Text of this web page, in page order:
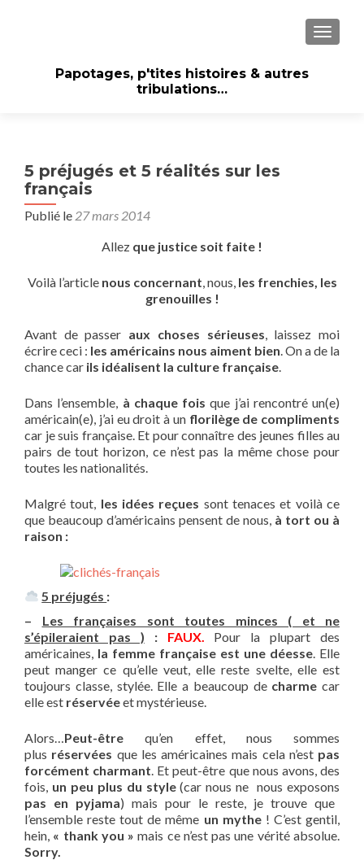
Papotages, p'tites histoires & autres
tribulations…
5 préjugés et 5 réalités sur les
français
Publié le 27 mars 2014
Allez que justice soit faite !
Voilà l’articlenous concernant, nous,les frenchies, les
grenouilles !
Avant de passer aux choses sérieuses, laissez moi
écrire ceci : les américains nous aiment bien. On a de la
chance car ils idéalisent la culture française.
Dans l’ensemble, à chaque fois que j’ai rencontré un(e)
américain(e), j’ai eu droit à un florilège de compliments
car je suis française. Et pour connaître des jeunes filles au
pairs de tout horizon, ce n’est pas la même chose pour
toutes les nationalités.
Malgré tout, les idées reçues sont tenaces et voilà ce
que beaucoup d’américains pensent de nous, à tort ou à
raison :
5 préjugés :
– Les françaises sont toutes minces ( et ne
s’épileraient pas ) : FAUX. Pour la plupart des
américaines, la femme française est une déesse. Elle
peut manger ce qu’elle veut, elle reste svelte, elle est
toujours classe, stylée. Elle a beaucoup de charme car
elle est réservéeet mystérieuse.
Alors…Peut-être qu’en effet, nous sommes
plus réservées que les américaines mais cela n’estpas
forcément charmant. Et peut-être que nous avons, des
fois, un peu plus du style(car nous ne nous exposons
pas en pyjama) mais pour le reste, je trouve que
l’ensemble reste tout de même un mythe! C’est gentil,
hein, « thank you » mais ce n’est pas une vérité absolue.
Sorry.